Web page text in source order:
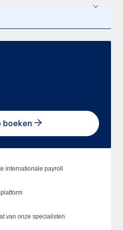
boeken
internationale payroll
van onze specialisten